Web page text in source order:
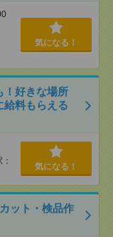
気になる！
！好きな場所
料もらえる
気になる！
ット・検品作